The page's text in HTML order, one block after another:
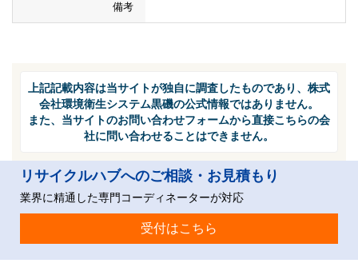
備考
上記記載内容は当サイトが独自に調査したものであり、株式
会社環境衛生システム黒磯の公式情報ではありません。
また、当サイトのお問い合わせフォームから直接こちらの会
社に問い合わせることはできません。
リサイクルハブへのご相談・お見積もり
業界に精通した専門コーディネーターが対応
受付はこちら